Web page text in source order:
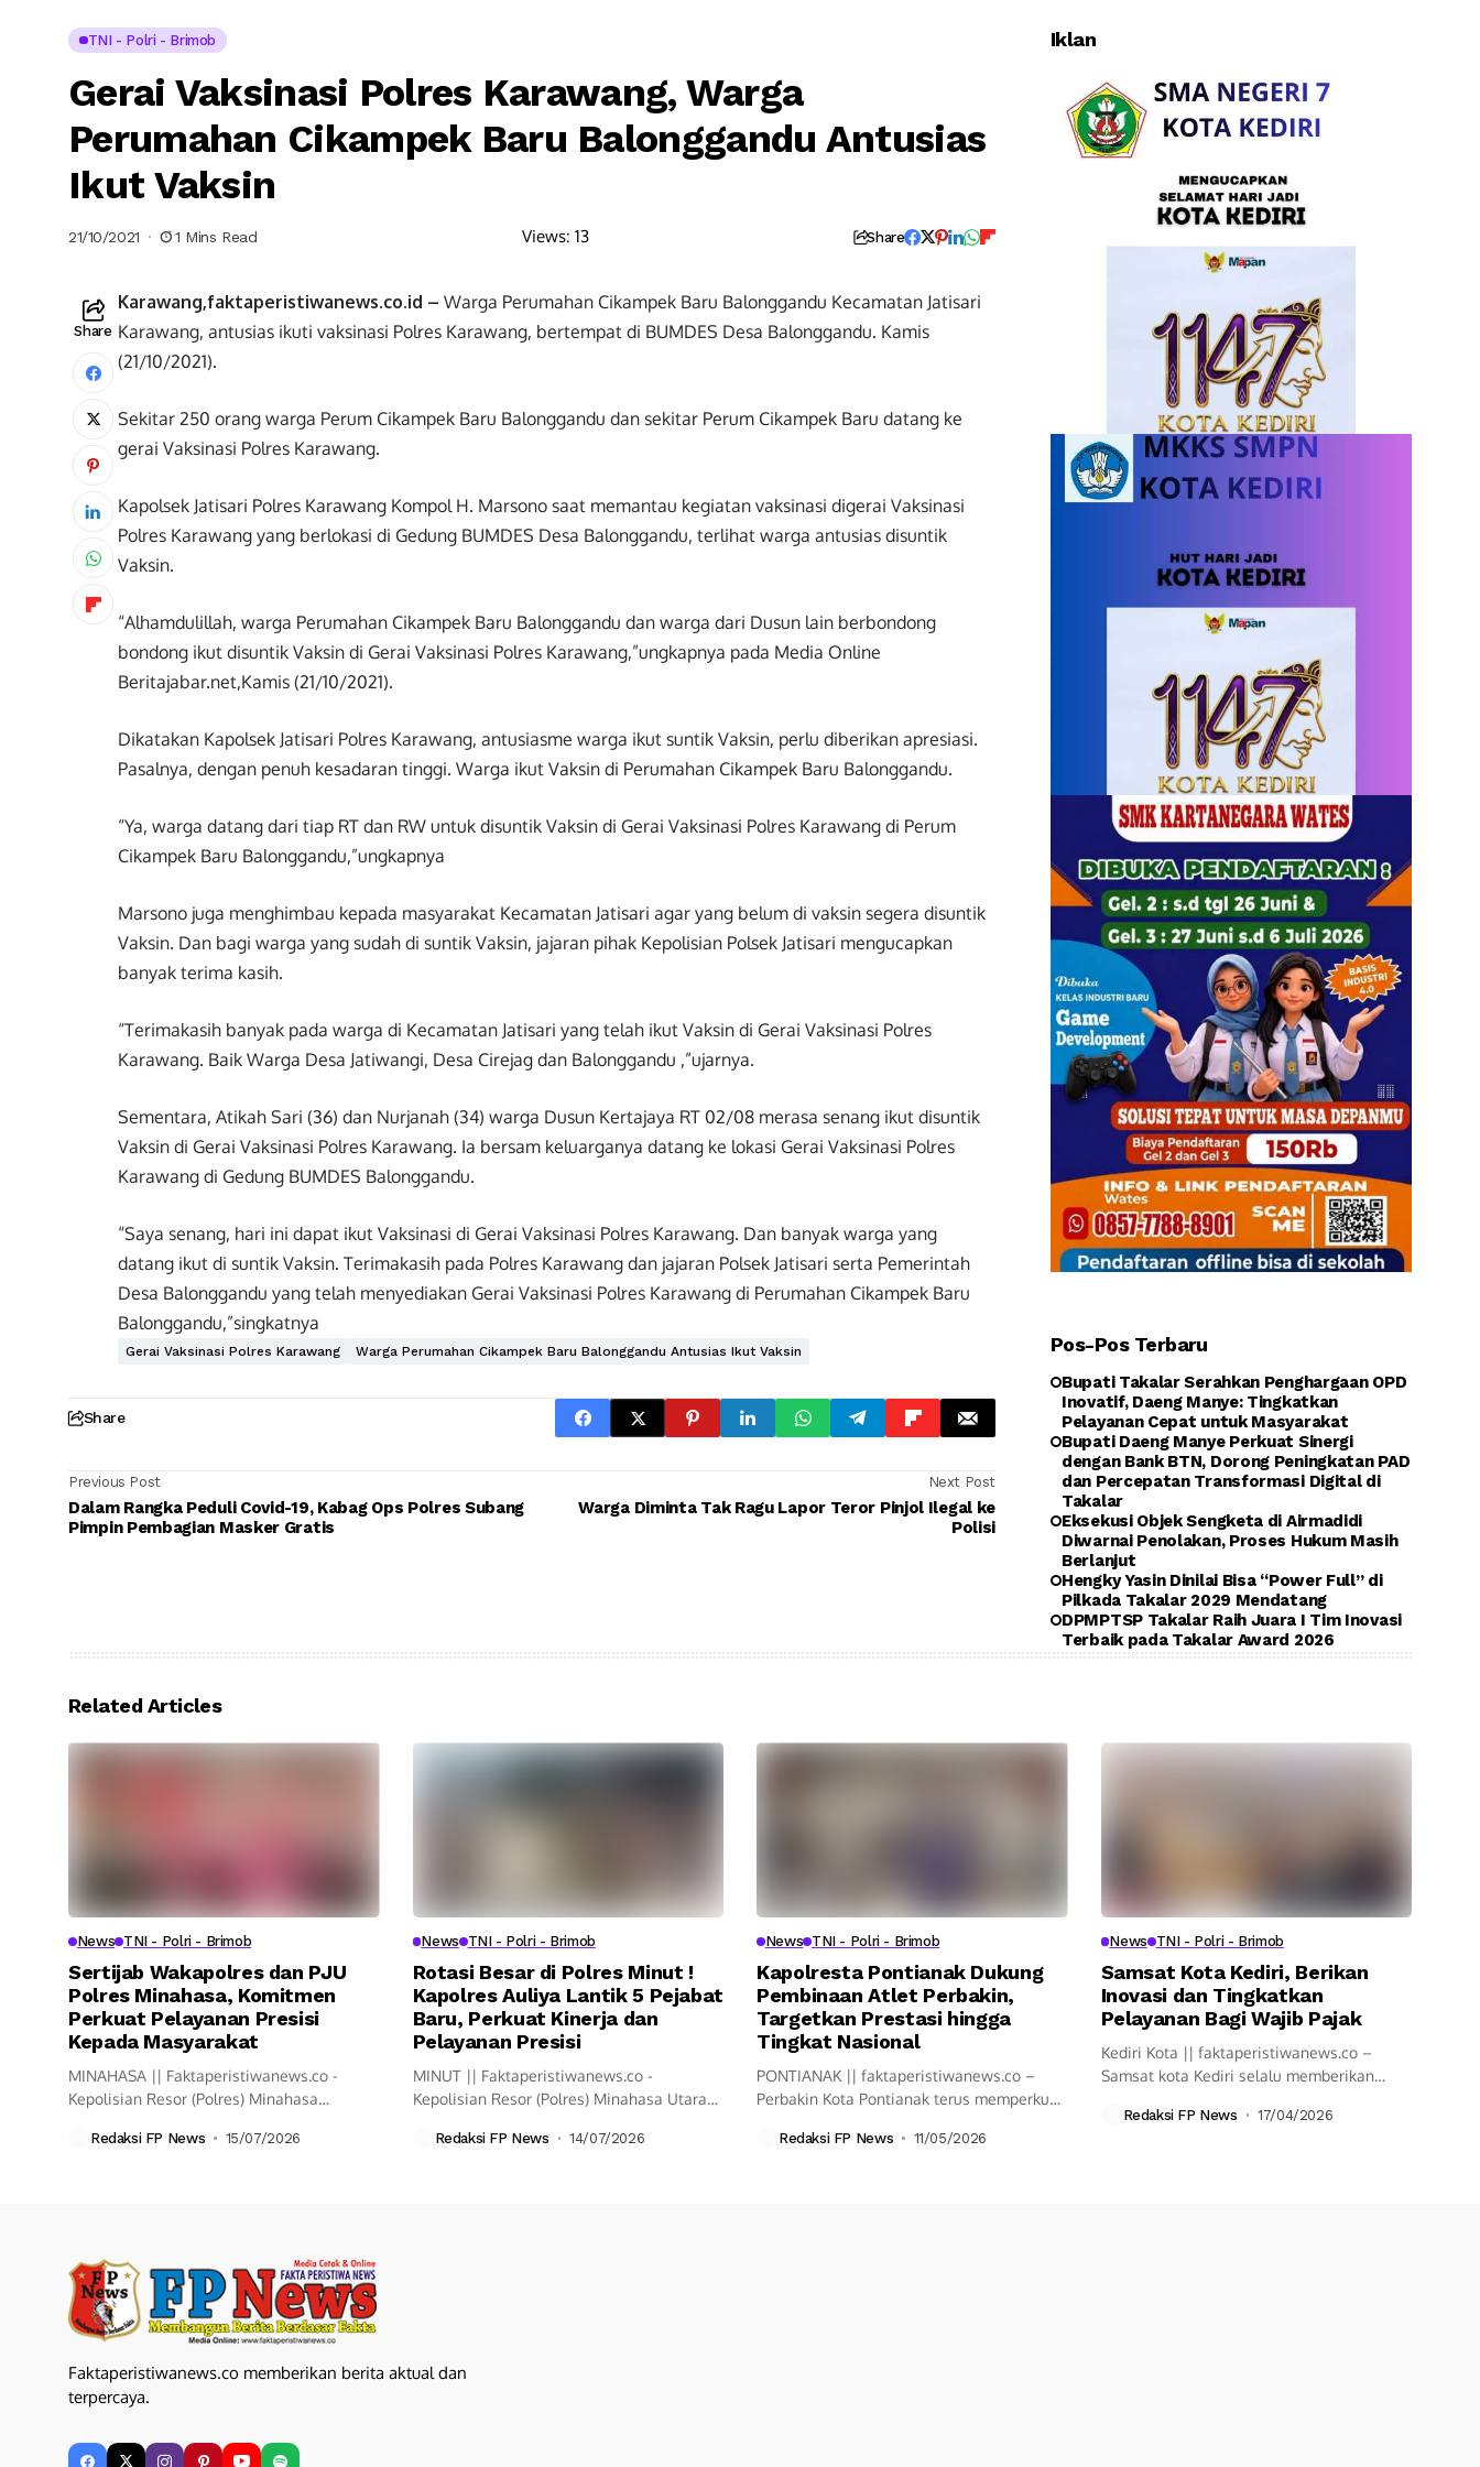
TNI - Polri - Brimob
Gerai Vaksinasi Polres Karawang, Warga
Perumahan Cikampek Baru Balonggandu Antusias
Ikut Vaksin
21/10/2021 1 Mins Read Views: 13 Share
Share
Karawang,faktaperistiwanews.co.id – Warga Perumahan Cikampek Baru Balonggandu Kecamatan Jatisari
Karawang, antusias ikuti vaksinasi Polres Karawang, bertempat di BUMDES Desa Balonggandu. Kamis
(21/10/2021).
Sekitar 250 orang warga Perum Cikampek Baru Balonggandu dan sekitar Perum Cikampek Baru datang ke
gerai Vaksinasi Polres Karawang.
Kapolsek Jatisari Polres Karawang Kompol H. Marsono saat memantau kegiatan vaksinasi digerai Vaksinasi
Polres Karawang yang berlokasi di Gedung BUMDES Desa Balonggandu, terlihat warga antusias disuntik
Vaksin.
“Alhamdulillah, warga Perumahan Cikampek Baru Balonggandu dan warga dari Dusun lain berbondong
bondong ikut disuntik Vaksin di Gerai Vaksinasi Polres Karawang,”ungkapnya pada Media Online
Beritajabar.net,Kamis (21/10/2021).
Dikatakan Kapolsek Jatisari Polres Karawang, antusiasme warga ikut suntik Vaksin, perlu diberikan apresiasi.
Pasalnya, dengan penuh kesadaran tinggi. Warga ikut Vaksin di Perumahan Cikampek Baru Balonggandu.
“Ya, warga datang dari tiap RT dan RW untuk disuntik Vaksin di Gerai Vaksinasi Polres Karawang di Perum
Cikampek Baru Balonggandu,”ungkapnya
Marsono juga menghimbau kepada masyarakat Kecamatan Jatisari agar yang belum di vaksin segera disuntik
Vaksin. Dan bagi warga yang sudah di suntik Vaksin, jajaran pihak Kepolisian Polsek Jatisari mengucapkan
banyak terima kasih.
“Terimakasih banyak pada warga di Kecamatan Jatisari yang telah ikut Vaksin di Gerai Vaksinasi Polres
Karawang. Baik Warga Desa Jatiwangi, Desa Cirejag dan Balonggandu ,”ujarnya.
Sementara, Atikah Sari (36) dan Nurjanah (34) warga Dusun Kertajaya RT 02/08 merasa senang ikut disuntik
Vaksin di Gerai Vaksinasi Polres Karawang. Ia bersam keluarganya datang ke lokasi Gerai Vaksinasi Polres
Karawang di Gedung BUMDES Balonggandu.
“Saya senang, hari ini dapat ikut Vaksinasi di Gerai Vaksinasi Polres Karawang. Dan banyak warga yang
datang ikut di suntik Vaksin. Terimakasih pada Polres Karawang dan jajaran Polsek Jatisari serta Pemerintah
Desa Balonggandu yang telah menyediakan Gerai Vaksinasi Polres Karawang di Perumahan Cikampek Baru
Balonggandu,”singkatnya
Gerai Vaksinasi Polres Karawang Warga Perumahan Cikampek Baru Balonggandu Antusias Ikut Vaksin
Share
Previous Post
Dalam Rangka Peduli Covid-19, Kabag Ops Polres Subang
Pimpin Pembagian Masker Gratis
Next Post
Warga Diminta Tak Ragu Lapor Teror Pinjol Ilegal ke
Polisi
Iklan
Pos-Pos Terbaru
Bupati Takalar Serahkan Penghargaan OPD
Inovatif, Daeng Manye: Tingkatkan
Pelayanan Cepat untuk Masyarakat
Bupati Daeng Manye Perkuat Sinergi
dengan Bank BTN, Dorong Peningkatan PAD
dan Percepatan Transformasi Digital di
Takalar
Eksekusi Objek Sengketa di Airmadidi
Diwarnai Penolakan, Proses Hukum Masih
Berlanjut
Hengky Yasin Dinilai Bisa “Power Full” di
Pilkada Takalar 2029 Mendatang
DPMPTSP Takalar Raih Juara I Tim Inovasi
Terbaik pada Takalar Award 2026
Related Articles
News TNI - Polri - Brimob
Sertijab Wakapolres dan PJU
Polres Minahasa, Komitmen
Perkuat Pelayanan Presisi
Kepada Masyarakat
MINAHASA || Faktaperistiwanews.co -
Kepolisian Resor (Polres) Minahasa
Jabatan...
Redaksi FP News 15/07/2026
News TNI - Polri - Brimob
Rotasi Besar di Polres Minut !
Kapolres Auliya Lantik 5 Pejabat
Baru, Perkuat Kinerja dan
Pelayanan Presisi
MINUT || Faktaperistiwanews.co -
Kepolisian Resor (Polres) Minahasa Utara
Redaksi FP News 14/07/2026
News TNI - Polri - Brimob
Kapolresta Pontianak Dukung
Pembinaan Atlet Perbakin,
Targetkan Prestasi hingga
Tingkat Nasional
PONTIANAK || faktaperistiwanews.co –
Perbakin Kota Pontianak terus memperkuat
Redaksi FP News 11/05/2026
News TNI - Polri - Brimob
Samsat Kota Kediri, Berikan
Inovasi dan Tingkatkan
Pelayanan Bagi Wajib Pajak
Kediri Kota || faktaperistiwanews.co –
Samsat kota Kediri selalu memberikan
Redaksi FP News 17/04/2026
Faktaperistiwanews.co memberikan berita aktual dan
terpercaya.